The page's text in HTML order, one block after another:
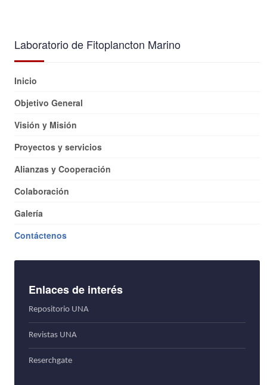
Laboratorio de Fitoplancton Marino
Inicio
Objetivo General
Visión y Misión
Proyectos y servicios
Alianzas y Cooperación
Colaboración
Galería
Contáctenos
Enlaces de interés
Repositorio UNA
Revistas UNA
Reserchgate